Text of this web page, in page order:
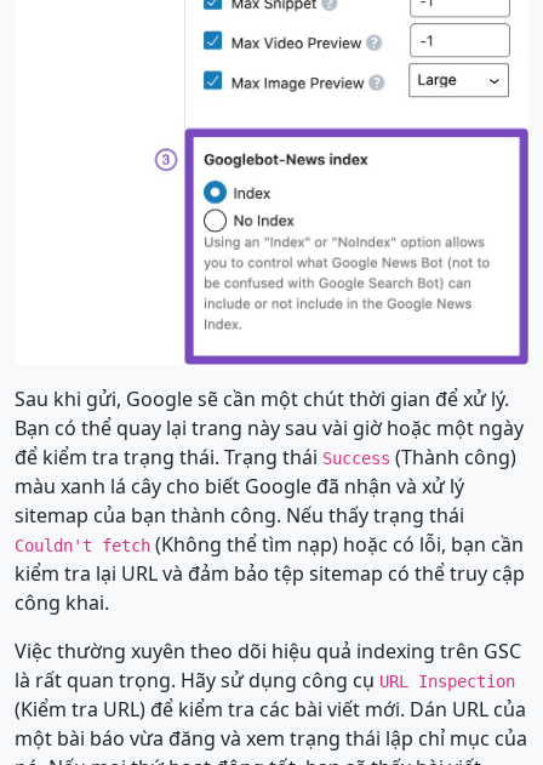
Sau khi gửi, Google sẽ cần một chút thời gian để xử lý.
Bạn có thể quay lại trang này sau vài giờ hoặc một ngày
để kiểm tra trạng thái. Trạng thái Success (Thành công)
màu xanh lá cây cho biết Google đã nhận và xử lý
sitemap của bạn thành công. Nếu thấy trạng thái
Couldn't fetch (Không thể tìm nạp) hoặc có lỗi, bạn cần
kiểm tra lại URL và đảm bảo tệp sitemap có thể truy cập
công khai.
Việc thường xuyên theo dõi hiệu quả indexing trên GSC
là rất quan trọng. Hãy sử dụng công cụ URL Inspection
(Kiểm tra URL) để kiểm tra các bài viết mới. Dán URL của
một bài báo vừa đăng và xem trạng thái lập chỉ mục của